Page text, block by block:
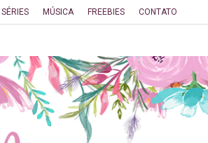
SÉRIES MÚSICA FREEBIES CONTATO